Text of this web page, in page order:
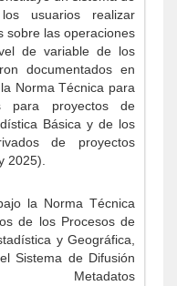
usuarios realizar
sobre las operaciones
de variable de los
documentados en
Norma Técnica para
para proyectos de
Básica y de los
de proyectos
2025).
la Norma Técnica
de los Procesos de
y Geográfica,
Sistema de Difusión